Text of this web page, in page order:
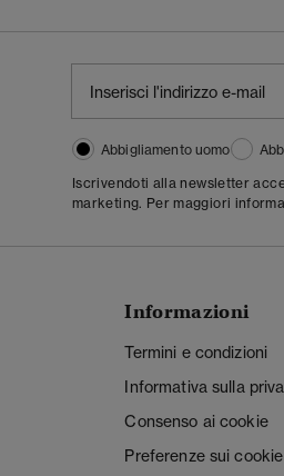
Abbigliamento uomo
Iscrivendoti alla newsletter
marketing. Per maggiori
Informazioni
Termini e condizioni
Informativa sulla
Consenso ai cookie
Preferenze sui cookie